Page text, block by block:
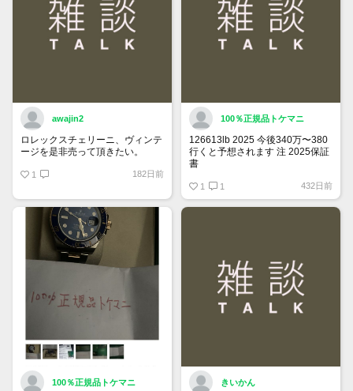
awajin2
ロレックスチェリーニ、ヴィンテ
ージを是非売って頂きたい。
1 182日前
100％正規品トケマニ
126613lb 2025 今後340万〜380
行くと予想されます 注 2025保証
書
2025/ @Watch_Monster_より
1 1 432日前
100％正規品トケマニ きいかん